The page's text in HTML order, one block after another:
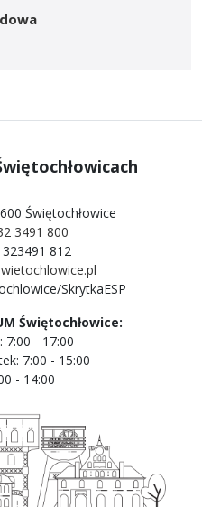
Świętochłowice
3491 800
812
SkrytkaESP
Świętochłowice:
7:00 - 17:00
7:00 - 15:00
- 14:00